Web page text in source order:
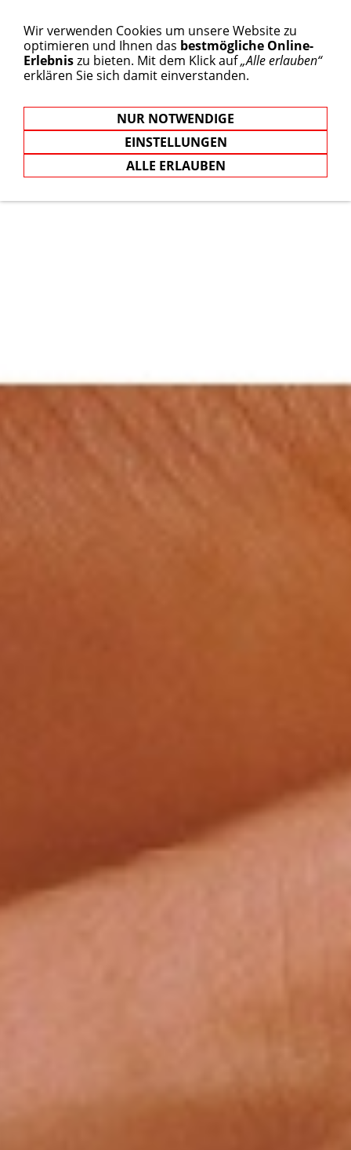
Wir verwenden Cookies um unsere Website zu
optimieren und Ihnen das bestmögliche Online-
Erlebniszu bieten. Mit dem Klick auf„Alle erlauben“
erklären Sie sich damit einverstanden.
NUR NOTWENDIGE
EINSTELLUNGEN
ALLE ERLAUBEN